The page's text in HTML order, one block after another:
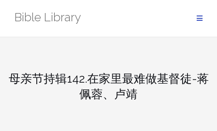
Bible Library
母亲节持辑142.在家里最难做基督徒-蒋
佩蓉、卢靖